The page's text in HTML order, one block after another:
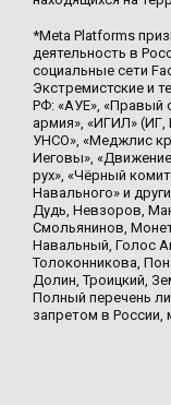
*Meta Platforms
деятельность в
социальные сети
Экстремистские и
РФ: «АУЕ», «Правый
армия», «ИГИЛ»
УНСО», «Меджлис
Иеговы»,
рух», «Чёрный
Навального» и
Дудь, Невзоров,
Смольянинов,
Навальный, Голос
Толоконникова,
Долин, Троицкий,
Полный перечень
запретом в России,